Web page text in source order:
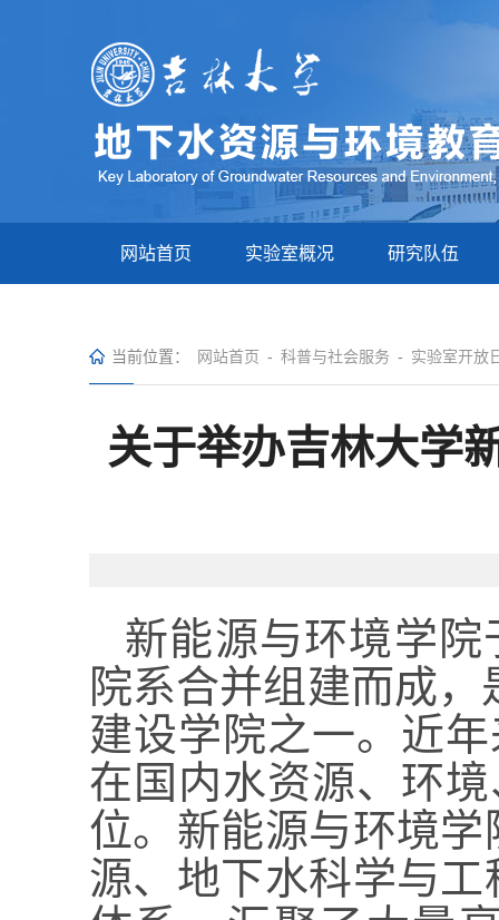
网站首页 实验室概况 研究队伍
当前位置： 网站首页 - 科普与社会服务 - 实验室开放
关于举办吉林大学
新能源与环境学院
院系合并组建而成，
建设学院之一。近
在国内水资源、环
位。新能源与环境
源、地下水科学与